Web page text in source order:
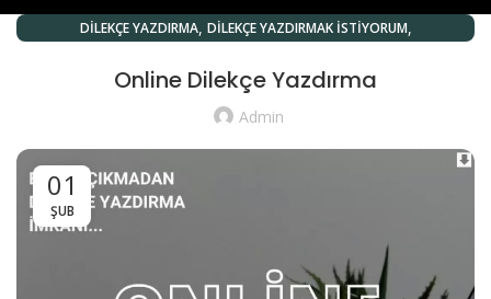
DILEKÇE YAZDIRMA, DILEKÇE YAZDIRMAK İSTIYORUM,
Online Dilekçe Yazdırma
Admin
01
ŞUB